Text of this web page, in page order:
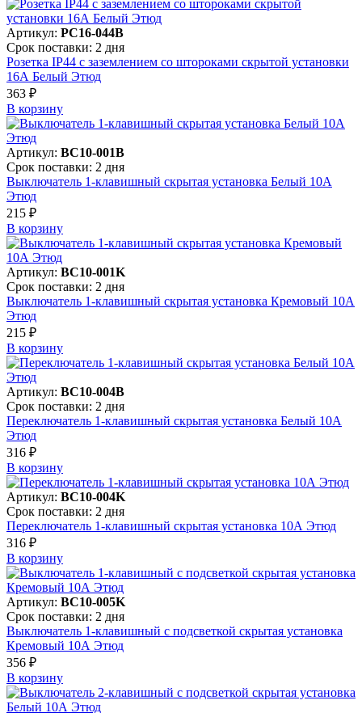
Артикул: PC16-044B
Срок поставки: 2 дня
Розетка IP44 с заземлением со штороками скрытой установки
16А Белый Этюд
363 ₽
В корзинy
Артикул: BC10-001B
Срок поставки: 2 дня
Выключатель 1-клавишный скрытая установка Белый 10А
Этюд
215 ₽
В корзинy
Артикул: BC10-001K
Срок поставки: 2 дня
Выключатель 1-клавишный скрытая установка Кремовый 10А
Этюд
215 ₽
В корзинy
Артикул: BC10-004B
Срок поставки: 2 дня
Переключатель 1-клавишный скрытая установка Белый 10А
Этюд
316 ₽
В корзинy
Артикул: BC10-004K
Срок поставки: 2 дня
Переключатель 1-клавишный скрытая установка 10А Этюд
316 ₽
В корзинy
Артикул: BC10-005K
Срок поставки: 2 дня
Выключатель 1-клавишный с подсветкой скрытая установка
Кремовый 10А Этюд
356 ₽
В корзинy